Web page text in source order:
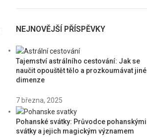
NEJNOVĚJŠÍ PŘÍSPĚVKY
Tajemství astrálního cestování: Jak se
naučit opouštět tělo a prozkoumávat jiné
dimenze
7 března, 2025
Pohanské svátky: Průvodce pohanskými
svátky a jejich magickým významem